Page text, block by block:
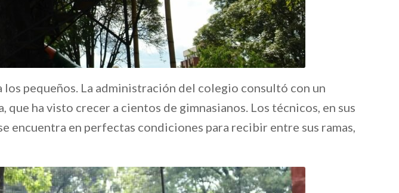
los pequeños. La administración del colegio consultó con un
ha visto crecer a cientos de gimnasianos. Los técnicos, en sus
encuentra en perfectas condiciones para recibir entre sus ramas,